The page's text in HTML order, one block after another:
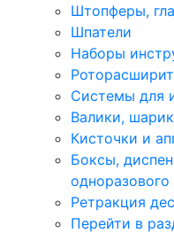
Штопферы,
Шпатели
Наборы
Системы для
Валики,
Кисточки и
Боксы,
одноразового
Ретракция
Перейти в